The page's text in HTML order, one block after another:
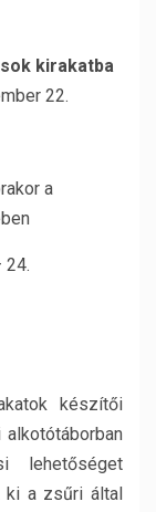
kirakatba
22.
a
24.
készítői
lehetőséget
ki a zsűri által